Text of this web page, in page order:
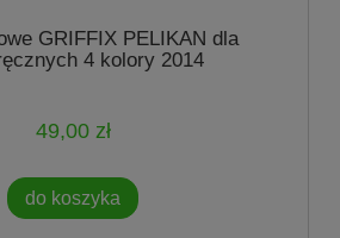
GRIFFIX PELIKAN dla
4 kolory 2014
49,00 zł
do koszyka